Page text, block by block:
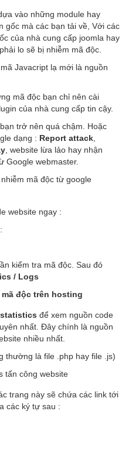
vào những module hay
gốc mà các bạn tải về, Với các
của nhà cung cấp joomla hay
lo sẽ bị nhiễm mã độc.
Javacript lạ mới là nguồn
mã độc bạn chỉ nên cài
của nhà cung cấp tin cậy.
trở nên quá chậm. Hoặc
dạng : Report attack
, website lừa lảo hay nhận
Google webmaster.
website ngay :
kiểm tra mã độc. Sau đó
/ Logs
để xem nguồn code
nhất. Đây chính là nguồn
nhiều nhất.
thường là file .php hay file .js)
trang này sẽ chứa các link tới
các ký tự sau :